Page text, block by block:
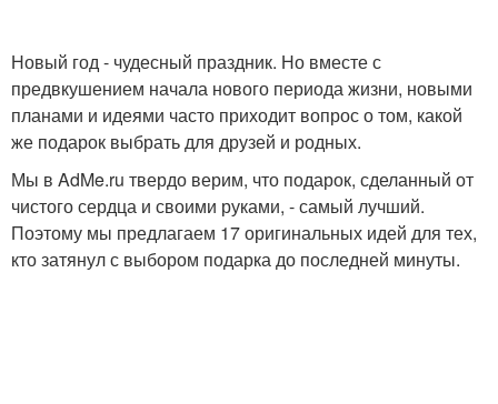
Новый год - чудесный праздник. Но вместе с
предвкушением начала нового периода жизни, новыми
планами и идеями часто приходит вопрос о том, какой
же подарок выбрать для друзей и родных.
Мы в AdMe.ru твердо верим, что подарок, сделанный от
чистого сердца и своими руками, - самый лучший.
Поэтому мы предлагаем 17 оригинальных идей для тех,
кто затянул с выбором подарка до последней минуты.